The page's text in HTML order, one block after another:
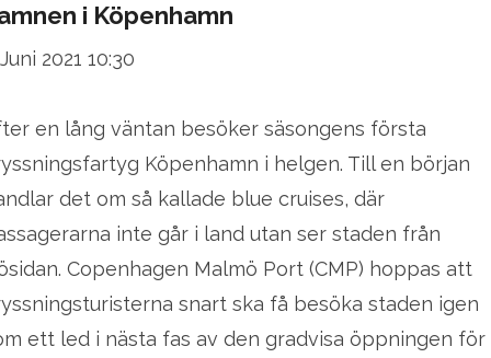
i Köpenhamn
2021 10:30
en lång väntan besöker säsongens första
Köpenhamn i helgen. Till en början
det om så kallade blue cruises, där
inte går i land utan ser staden från
Copenhagen Malmö Port (CMP) hoppas att
snart ska få besöka staden igen
ett led i nästa fas av den gradvisa öppningen för